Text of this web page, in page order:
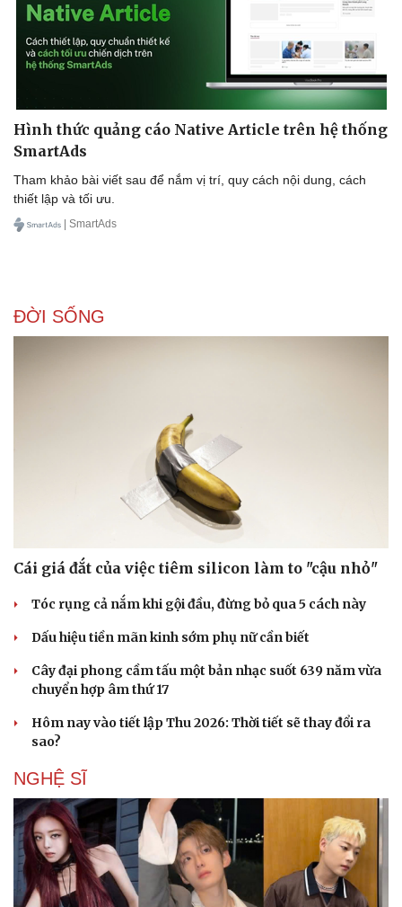
Văn hóa
Văn học
Di sản
Giải trí
Thời trang
Hình thức quảng cáo Native Article trên hệ thống
SmartAds
Tham khảo bài viết sau để nắm vị trí, quy cách nội dung, cách
thiết lập và tối ưu.
| SmartAds
ĐỜI SỐNG
Cái giá đắt của việc tiêm silicon làm to "cậu nhỏ"
Tóc rụng cả nắm khi gội đầu, đừng bỏ qua 5 cách này
Dấu hiệu tiền mãn kinh sớm phụ nữ cần biết
Cây đại phong cầm tấu một bản nhạc suốt 639 năm vừa
chuyển hợp âm thứ 17
Hôm nay vào tiết lập Thu 2026: Thời tiết sẽ thay đổi ra
sao?
NGHỆ SĨ